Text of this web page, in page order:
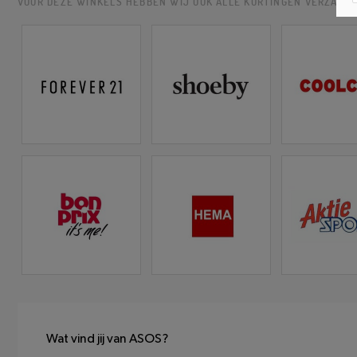
Wat vind jij van ASOS?